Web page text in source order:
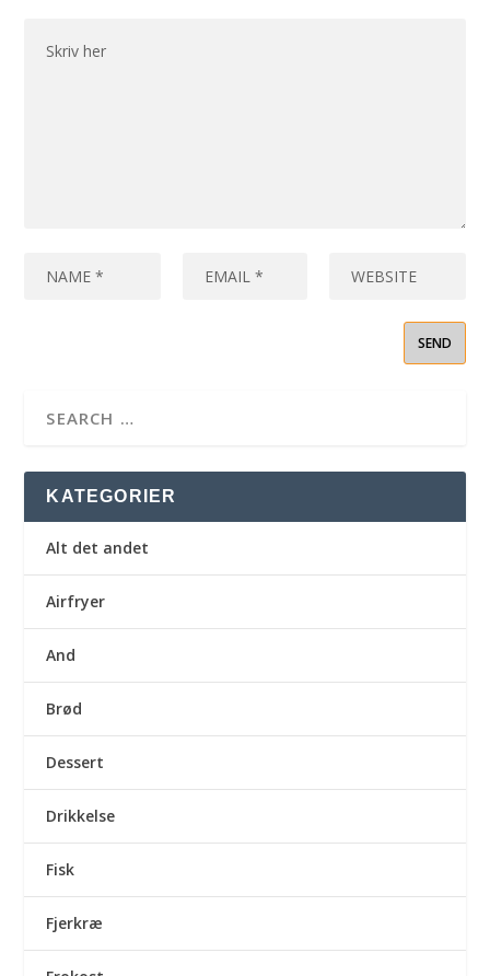
KATEGORIER
Alt det andet
Airfryer
And
Brød
Dessert
Drikkelse
Fisk
Fjerkræ